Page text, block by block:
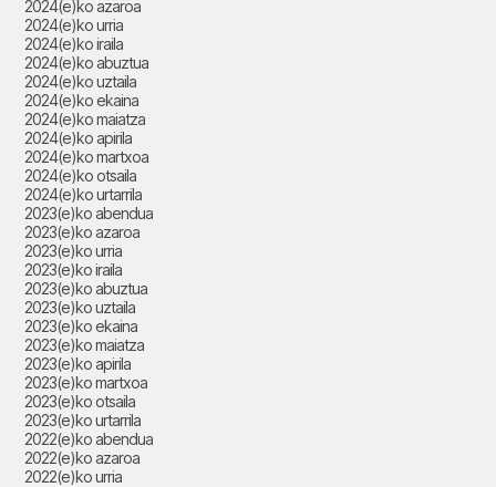
2024(e)ko azaroa
2024(e)ko urria
2024(e)ko iraila
2024(e)ko abuztua
2024(e)ko uztaila
2024(e)ko ekaina
2024(e)ko maiatza
2024(e)ko apirila
2024(e)ko martxoa
2024(e)ko otsaila
2024(e)ko urtarrila
2023(e)ko abendua
2023(e)ko azaroa
2023(e)ko urria
2023(e)ko iraila
2023(e)ko abuztua
2023(e)ko uztaila
2023(e)ko ekaina
2023(e)ko maiatza
2023(e)ko apirila
2023(e)ko martxoa
2023(e)ko otsaila
2023(e)ko urtarrila
2022(e)ko abendua
2022(e)ko azaroa
2022(e)ko urria